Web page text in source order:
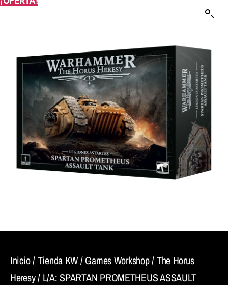
Inicio/Tienda KW/Games Workshop/The Horus
Heresy/ L/A: SPARTAN PROMETHEUS ASSAULT